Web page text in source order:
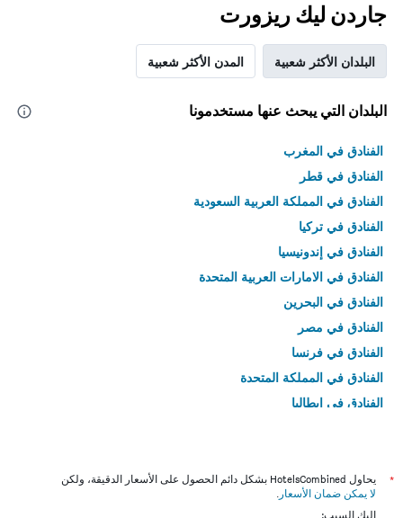
جاردن ليك ريزورت
البلدان الأكثر شعبية المدن الأكثر شعبية
البلدان التي يبحث عنها مستخدمونا
الفنادق في المغرب
الفنادق في قطر
الفنادق في المملكة العربية السعودية
الفنادق في تركيا
الفنادق في إندونيسيا
الفنادق في الامارات العربية المتحدة
الفنادق في البحرين
الفنادق في مصر
الفنادق في فرنسا
الفنادق في المملكة المتحدة
الفنادق في إيطاليا
*
يحاول HotelsCombined بشكل دائم الحصول على الأسعار الدقيقة، ولكن
لا يمكن ضمان الأسعار .
إليك السبب: